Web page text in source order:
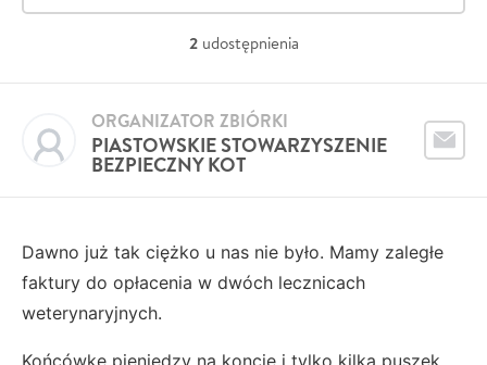
2 udostępnienia
PIASTOWSKIE STOWARZYSZENIE
BEZPIECZNY KOT
ORGANIZATOR ZBIÓRKI
Dawno już tak ciężko u nas nie było. Mamy zaległe
faktury do opłacenia w dwóch lecznicach
weterynaryjnych.
Końcówkę pieniędzy na koncie i tylko kilka puszek